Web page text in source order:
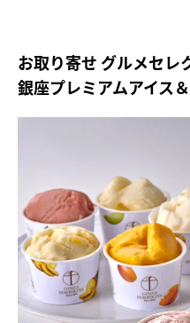
お取り寄せ グルメセレ
銀座プレミアムアイス